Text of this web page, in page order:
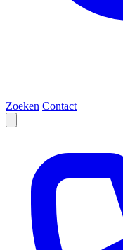
Zoeken Contact